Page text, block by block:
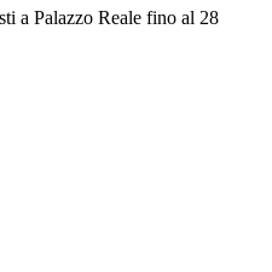
a Palazzo Reale fino al 28